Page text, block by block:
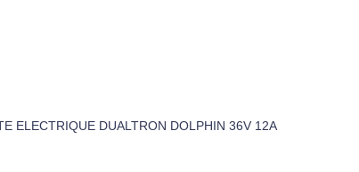
ELECTRIQUE DUALTRON DOLPHIN 36V 12A